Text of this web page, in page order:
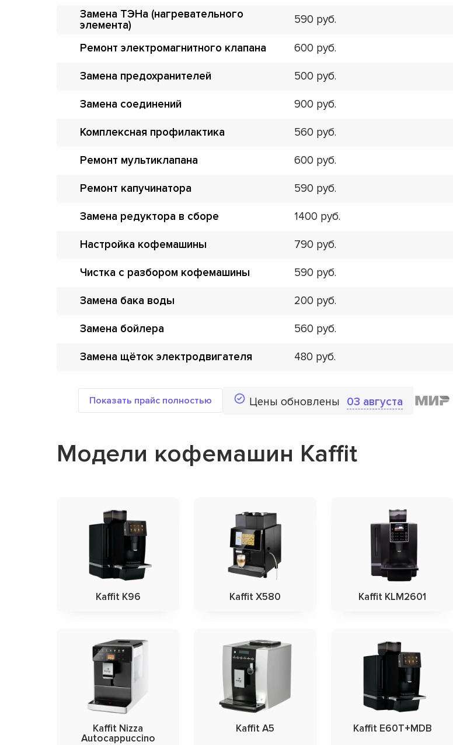
Замена ТЭНа (нагревательного
элемента)
590
Ремонт электромагнитного клапана 600
Замена предохранителей 500
Замена соединений 900
Комплексная профилактика 560
Ремонт мультиклапана 600
Ремонт капучинатора 590
Замена редуктора в сборе 1400
Настройка кофемашины 790
Чистка с разбором кофемашины 590
Замена бака воды 200
Замена бойлера 560
Замена щёток электродвигателя 480
Показать прайс полностью Цены обновлены 03 августа
Модели кофемашин Kaffit
Kaffit K96 Kaffit X580 Kaffit KLM2601
Kaffit Nizza
Autocappuccino
Kaffit A5 Kaffit E60T+MDB